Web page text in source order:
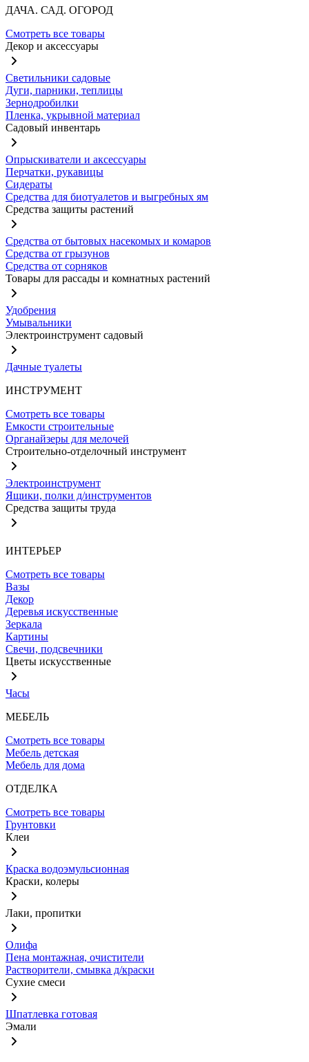
ДАЧА. САД. ОГОРОД
Смотреть все товары
Декор и аксессуары
Светильники садовые
Дуги, парники, теплицы
Зернодробилки
Пленка, укрывной материал
Садовый инвентарь
Опрыскиватели и аксессуары
Перчатки, рукавицы
Сидераты
Средства для биотуалетов и выгребных ям
Средства защиты растений
Средства от бытовых насекомых и комаров
Средства от грызунов
Средства от сорняков
Товары для рассады и комнатных растений
Удобрения
Умывальники
Электроинструмент садовый
Дачные туалеты
ИНСТРУМЕНТ
Смотреть все товары
Емкости строительные
Органайзеры для мелочей
Строительно-отделочный инструмент
Электроинструмент
Ящики, полки д/инструментов
Средства защиты труда
ИНТЕРЬЕР
Смотреть все товары
Вазы
Декор
Деревья искусственные
Зеркала
Картины
Свечи, подсвечники
Цветы искусственные
Часы
МЕБЕЛЬ
Смотреть все товары
Мебель детская
Мебель для дома
ОТДЕЛКА
Смотреть все товары
Грунтовки
Клеи
Краска водоэмульсионная
Краски, колеры
Лаки, пропитки
Олифа
Пена монтажная, очистители
Растворители, смывка д/краски
Сухие смеси
Шпатлевка готовая
Эмали